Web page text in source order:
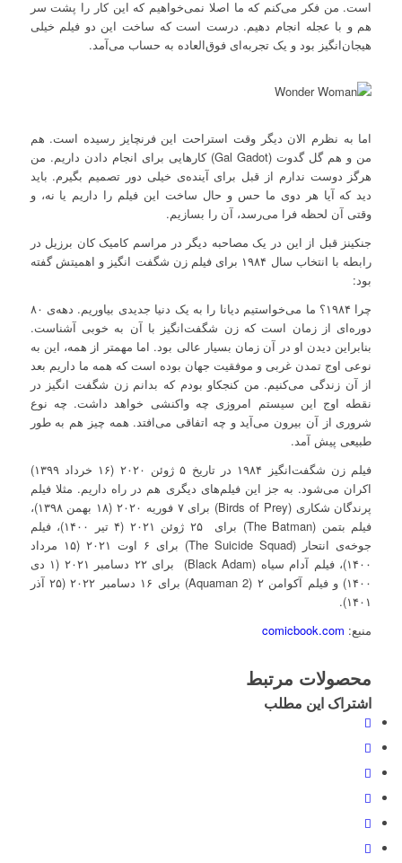
است. من فکر می‌کنم که ما اصلا نمی‌خواهیم که این کار را پشت سر
هم و با عجله انجام دهیم. درست است که ساخت این دو فیلم خیلی
هیجان‌انگیز بود و یک تجربه‌ای فوق‌العاده به حساب می‌آمد.
اما به نظرم الان دیگر وقت استراحت این فرنچایز رسیده است. هم
من و هم گل گدوت (Gal Gadot) کارهایی برای انجام دادن داریم. من
هرگز دوست ندارم از قبل برای آینده‌ی خیلی دور تصمیم بگیرم. باید
دید که آیا هر دوی ما حس و حال ساخت این فیلم را داریم یا نه، و
وقتی آن لحظه فرا می‌رسد، آن را بسازیم.
جنکینز قبل از این در یک مصاحبه‌ دیگر در مراسم کامیک کان برزیل در
رابطه با انتخاب سال ۱۹۸۴ برای فیلم زن شگفت انگیز و اهمیتش گفته
بود:
چرا ۱۹۸۴؟ ما می‌خواستیم دیانا را به یک دنیا جدیدی بیاوریم. دهه‌ی ۸۰
دوره‌ای از زمان است که زن شگفت‌انگیز با آن به خوبی آشناست.
بنابراین دیدن او در آن زمان بسیار عالی بود. اما مهمتر از همه، این به
نوعی اوج تمدن غربی و موفقیت جهان بوده است که همه ما داریم بعد
از آن زندگی می‌کنیم. من کنجکاو بودم که بدانم زن شگفت انگیز در
نقطه اوج این سیستم امروزی چه واکنشی خواهد داشت. چه نوع
شروری از آن بیرون می‌آید و چه اتفاقی می‌افتد. همه چیز هم به طور
طبیعی پیش آمد.
فیلم زن شگفت‌انگیز ۱۹۸۴ در تاریخ ۵ ژوئن ۲۰۲۰ (۱۶ خرداد ۱۳۹۹)
اکران می‌شود. به جز این فیلم‌های دیگری هم در راه داریم. مثلا فیلم
پرندگان شکاری (Birds of Prey) برای ۷ فوریه ۲۰۲۰ (۱۸ بهمن ۱۳۹۸)،
فیلم بتمن (The Batman) برای ۲۵ ژوئن ۲۰۲۱ (۴ تیر ۱۴۰۰)، فیلم
جوخه‌ی انتحار (The Suicide Squad) برای ۶ اوت ۲۰۲۱ (۱۵ مرداد
۱۴۰۰)، فیلم آدام سیاه (Black Adam) برای ۲۲ دسامبر ۲۰۲۱ (۱ دی
۱۴۰۰) و فیلم آکوامن ۲ (Aquaman 2) برای ۱۶ دسامبر ۲۰۲۲ (۲۵ آذر
۱۴۰۱).
منبع: comicbook.com
محصولات مرتبط
اشتراک این مطلب